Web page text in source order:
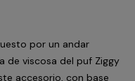
por un andar
de viscosa del puf Ziggy
accesorio, con base